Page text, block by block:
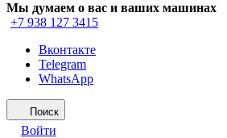
Мы думаем о вас и ваших машинах
+7 938 127 3415
Вконтакте
Telegram
WhatsApp
Поиск
Войти